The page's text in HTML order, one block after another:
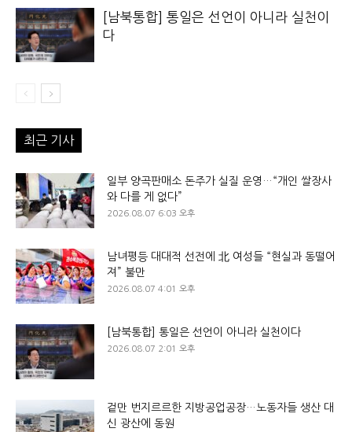
[남북통합] 통일은 선언이 아니라 실천이
다
최근 기사
일부 양곡판매소 돈주가 실질 운영…“개인 쌀장사
와 다를 게 없다”
2026.08.07 6:03 오후
남녀평등 대대적 선전에 北 여성들 “현실과 동떨어
져” 불만
2026.08.07 4:01 오후
[남북통합] 통일은 선언이 아니라 실천이다
2026.08.07 2:01 오후
겉만 번지르르한 지방공업공장…노동자들 생산 대
신 광산에 동원